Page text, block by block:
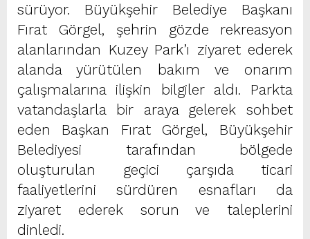
sürüyor. Büyükşehir Belediye Başkanı
Fırat Görgel, şehrin gözde rekreasyon
alanlarından Kuzey Park’ı ziyaret ederek
alanda yürütülen bakım ve onarım
çalışmalarına ilişkin bilgiler aldı. Parkta
vatandaşlarla bir araya gelerek sohbet
eden Başkan Fırat Görgel, Büyükşehir
Belediyesi tarafından bölgede
oluşturulan geçici çarşıda ticari
faaliyetlerini sürdüren esnafları da
ziyaret ederek sorun ve taleplerini
dinledi.